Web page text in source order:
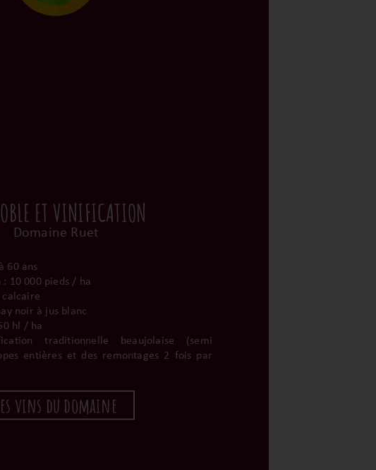
ET VINIFICATION
Domaine Ruet
60 ans
: 10 000 pieds / ha
calcaire
noir à jus blanc
hl / ha
traditionnelle beaujolaise (semi
entières et des remontages 2 fois par
vins du domaine